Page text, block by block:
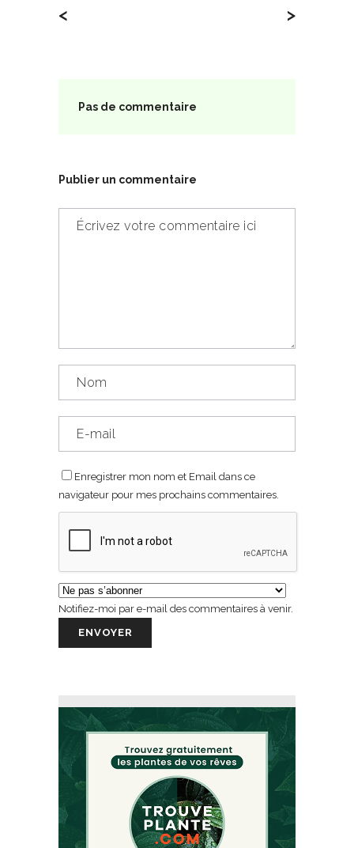
< >
Pas de commentaire
Publier un commentaire
Enregistrer mon nom et Email dans ce
navigateur pour mes prochains commentaires.
Notifiez-moi par e-mail des commentaires à venir.